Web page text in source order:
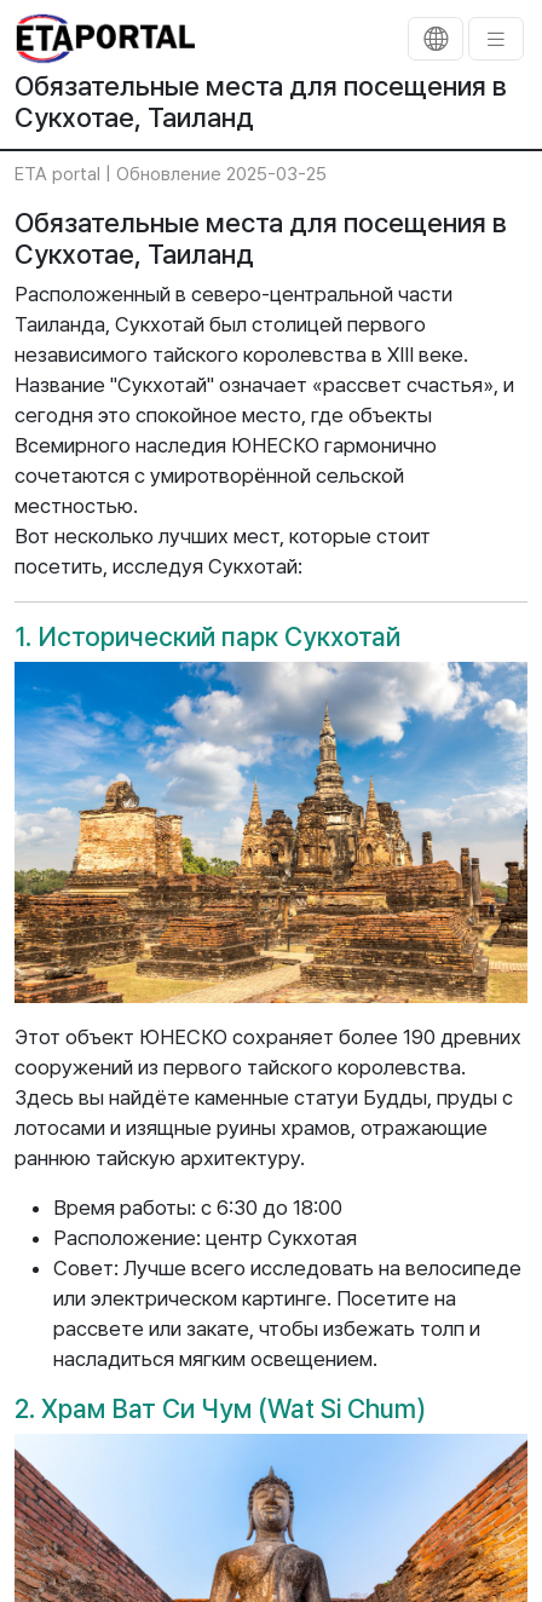
Обязательные места для посещения в
Сукхотае, Таиланд
ETA portal | Обновление 2025-03-25
Обязательные места для посещения в
Сукхотае, Таиланд
Расположенный в северо-центральной части
Таиланда, Сукхотай был столицей первого
независимого тайского королевства в XIII веке.
Название "Сукхотай" означает «рассвет счастья», и
сегодня это спокойное место, где объекты
Всемирного наследия ЮНЕСКО гармонично
сочетаются с умиротворённой сельской
местностью.
Вот несколько лучших мест, которые стоит
посетить, исследуя Сукхотай:
1. Исторический парк Сукхотай
Этот объект ЮНЕСКО сохраняет более 190 древних
сооружений из первого тайского королевства.
Здесь вы найдёте каменные статуи Будды, пруды с
лотосами и изящные руины храмов, отражающие
раннюю тайскую архитектуру.
Время работы: с 6:30 до 18:00
Расположение: центр Сукхотая
Совет: Лучше всего исследовать на велосипеде
или электрическом картинге. Посетите на
рассвете или закате, чтобы избежать толп и
насладиться мягким освещением.
2. Храм Ват Си Чум (Wat Si Chum)